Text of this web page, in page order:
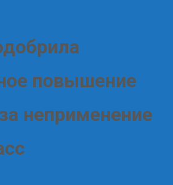
повышение
неприменение